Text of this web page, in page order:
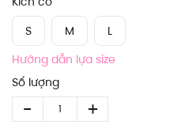
S
M
L
Hướng dẫn lựa size
Số lượng